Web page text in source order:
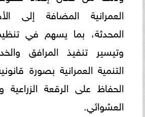
العمرانية المضافة إلى
المحدثة، بما يسهم في
وتيسير تنفيذ المرافق
التنمية العمرانية بصورة
الحفاظ على الرقعة الزراعية
العشوائي.